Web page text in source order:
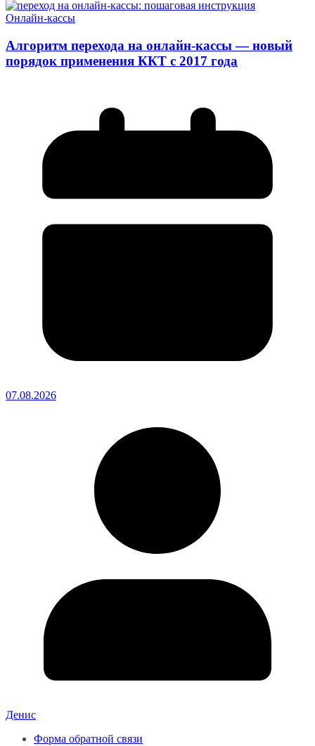
Онлайн-кассы
Алгоритм перехода на онлайн-кассы — новый
порядок применения ККТ с 2017 года
07.08.2026
Денис
Форма обратной связи